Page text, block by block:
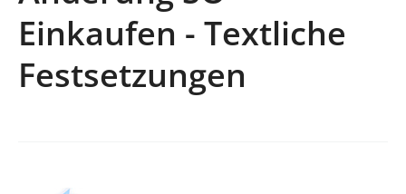
Einkaufen - Textliche
Festsetzungen